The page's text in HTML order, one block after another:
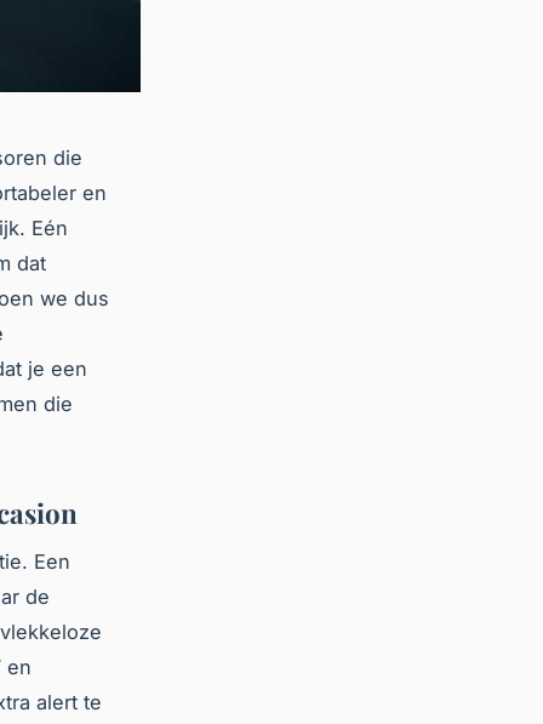
die
en
Eén
dat
we dus
je een
die
Een
de
en
alert te